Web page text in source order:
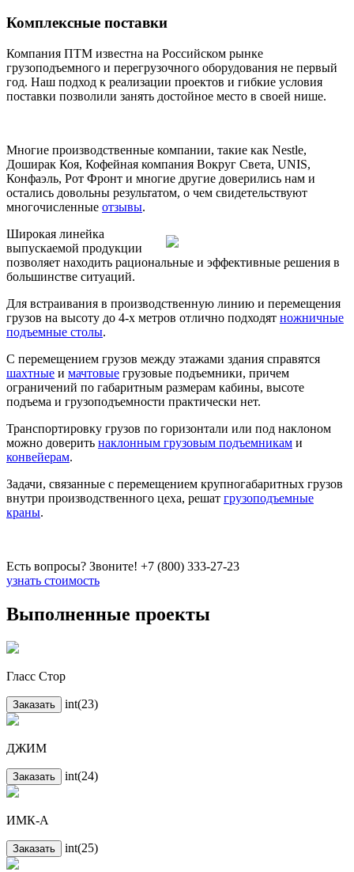
Комплексные поставки
Компания ПТМ известна на Российском рынке
грузоподъемного и перегрузочного оборудования не первый
год. Наш подход к реализации проектов и гибкие условия
поставки позволили занять достойное место в своей нише.
Многие производственные компании, такие как Nestle,
Доширак Коя, Кофейная компания Вокруг Света, UNIS,
Конфаэль, Рот Фронт и многие другие доверились нам и
остались довольны результатом, о чем свидетельствуют
многочисленные отзывы.
Широкая линейка
выпускаемой продукции
позволяет находить рациональные и эффективные решения в
большинстве ситуаций.
Для встраивания в производственную линию и перемещения
грузов на высоту до 4-х метров отлично подходят ножничные
подъемные столы.
С перемещением грузов между этажами здания справятся
шахтные и мачтовые грузовые подъемники, причем
ограничений по габаритным размерам кабины, высоте
подъема и грузоподъемности практически нет.
Транспортировку грузов по горизонтали или под наклоном
можно доверить наклонным грузовым подъемникам и
конвейерам.
Задачи, связанные с перемещением крупногабаритных грузов
внутри производственного цеха, решат грузоподъемные
краны.
Есть вопросы? Звоните! +7 (800) 333-27-23
узнать стоимость
Выполненные проекты
Гласс Стор
Заказать int(23)
ДЖИМ
Заказать int(24)
ИМК-А
Заказать int(25)